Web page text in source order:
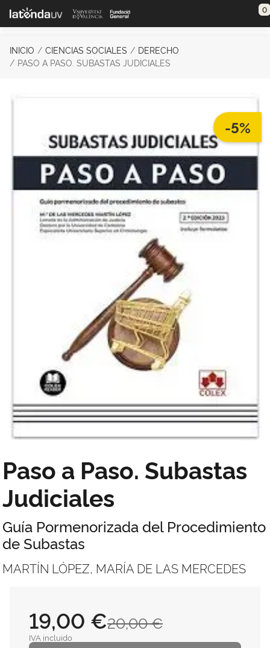
Saltar al contenido principal 0
INICIO CIENCIAS SOCIALES
DERECHO
PASO A PASO. SUBASTAS JUDICIALES
-5%
Paso a Paso. Subastas
Judiciales
Guía Pormenorizada del Procedimiento
de Subastas
MARTÍN LÓPEZ, MARÍA DE LAS MERCEDES
20,00 €
19,00 €
IVA incluido